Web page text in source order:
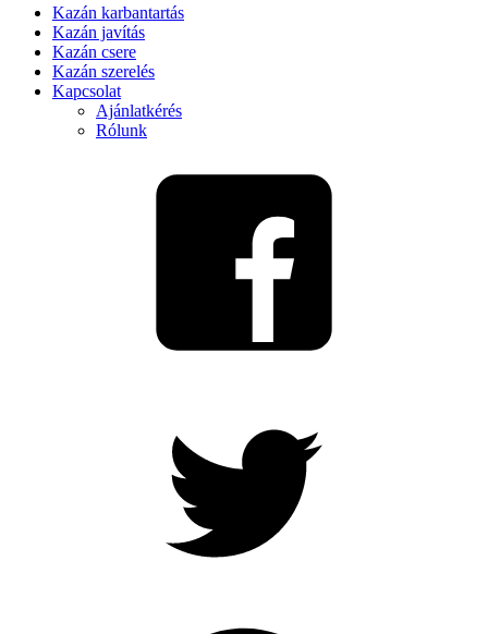
Kazán karbantartás
Kazán javítás
Kazán csere
Kazán szerelés
Kapcsolat
Ajánlatkérés
Rólunk